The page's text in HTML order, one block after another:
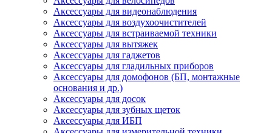
Аксессуары для видеонаблюдения
Аксессуары для воздухоочистителей
Аксессуары для встраиваемой техники
Аксессуары для вытяжек
Аксессуары для гаджетов
Аксессуары для гладильных приборов
Аксессуары для домофонов (БП, монтажные
основания и др.)
Аксессуары для досок
Аксессуары для зубных щеток
Аксессуары для ИБП